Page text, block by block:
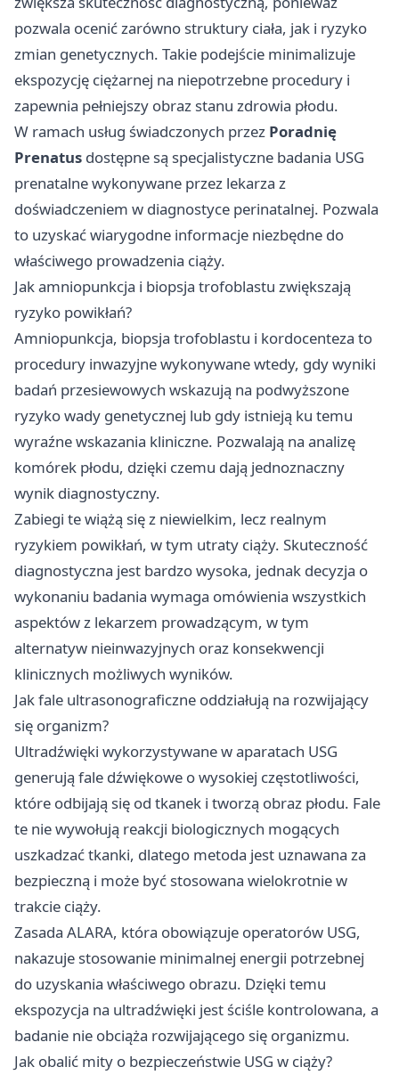
pozwala ocenić zarówno struktury ciała, jak i ryzyko
zmian genetycznych. Takie podejście minimalizuje
ekspozycję ciężarnej na niepotrzebne procedury i
zapewnia pełniejszy obraz stanu zdrowia płodu.
W ramach usług świadczonych przez Poradnię
Prenatus dostępne są specjalistyczne badania USG
prenatalnewykonywane przez lekarza z
doświadczeniem w diagnostyce perinatalnej. Pozwala
to uzyskać wiarygodne informacje niezbędne do
właściwego prowadzenia ciąży.
Jak amniopunkcja i biopsja trofoblastu zwiększają
ryzyko powikłań?
Amniopunkcja, biopsja trofoblastu i kordocenteza to
procedury inwazyjne wykonywane wtedy, gdy wyniki
badań przesiewowych wskazują na podwyższone
ryzyko wady genetycznej lub gdy istnieją ku temu
wyraźne wskazania kliniczne. Pozwalają na analizę
komórek płodu, dzięki czemu dają jednoznaczny
wynik diagnostyczny.
Zabiegi te wiążą się z niewielkim, lecz realnym
ryzykiem powikłań, w tym utraty ciąży. Skuteczność
diagnostyczna jest bardzo wysoka, jednak decyzja o
wykonaniu badania wymaga omówienia wszystkich
aspektów z lekarzem prowadzącym, w tym
alternatyw nieinwazyjnych oraz konsekwencji
klinicznych możliwych wyników.
Jak fale ultrasonograficzne oddziałują na rozwijający
się organizm?
Ultradźwięki wykorzystywane w aparatach USG
generują fale dźwiękowe o wysokiej częstotliwości,
które odbijają się od tkanek i tworzą obraz płodu. Fale
te nie wywołują reakcji biologicznych mogących
uszkadzać tkanki, dlatego metoda jest uznawana za
bezpieczną i może być stosowana wielokrotnie w
trakcie ciąży.
Zasada ALARA, która obowiązuje operatorów USG,
nakazuje stosowanie minimalnej energii potrzebnej
do uzyskania właściwego obrazu. Dzięki temu
ekspozycja na ultradźwięki jest ściśle kontrolowana, a
badanie nie obciąża rozwijającego się organizmu.
Jak obalić mity o bezpieczeństwie USG w ciąży?